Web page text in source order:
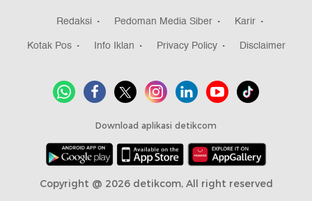
Redaksi Pedoman Media Siber
Karir
Kotak Pos
Info Iklan Privacy Policy Disclaimer
Download aplikasi detikcom
Copyright @ 2026 detikcom, All right reserved